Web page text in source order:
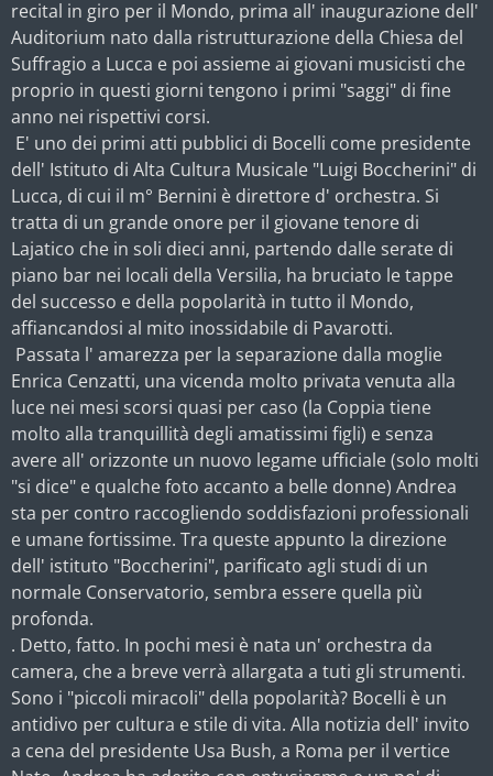
recital in giro per il Mondo, prima all' inaugurazione dell'
Auditorium nato dalla ristrutturazione della Chiesa del
Suffragio a Lucca e poi assieme ai giovani musicisti che
proprio in questi giorni tengono i primi "saggi" di fine
anno nei rispettivi corsi.
E' uno dei primi atti pubblici di Bocelli come presidente
dell' Istituto di Alta Cultura Musicale "Luigi Boccherini" di
Lucca, di cui il m° Bernini è direttore d' orchestra. Si
tratta di un grande onore per il giovane tenore di
Lajatico che in soli dieci anni, partendo dalle serate di
piano bar nei locali della Versilia, ha bruciato le tappe
del successo e della popolarità in tutto il Mondo,
affiancandosi al mito inossidabile di Pavarotti.
Passata l' amarezza per la separazione dalla moglie
Enrica Cenzatti, una vicenda molto privata venuta alla
luce nei mesi scorsi quasi per caso (la Coppia tiene
molto alla tranquillità degli amatissimi figli) e senza
avere all' orizzonte un nuovo legame ufficiale (solo molti
"si dice" e qualche foto accanto a belle donne) Andrea
sta per contro raccogliendo soddisfazioni professionali
e umane fortissime. Tra queste appunto la direzione
dell' istituto "Boccherini", parificato agli studi di un
normale Conservatorio, sembra essere quella più
profonda.
. Detto, fatto. In pochi mesi è nata un' orchestra da
camera, che a breve verrà allargata a tuti gli strumenti.
Sono i "piccoli miracoli" della popolarità? Bocelli è un
antidivo per cultura e stile di vita. Alla notizia dell' invito
a cena del presidente Usa Bush, a Roma per il vertice